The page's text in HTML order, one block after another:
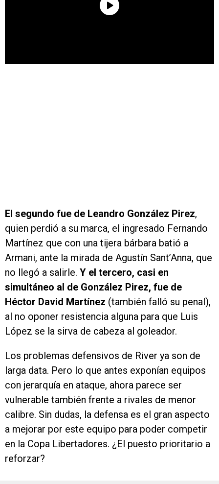
El segundo fue de Leandro González Pirez,
quien perdió a su marca, el ingresado Fernando
Martínez que con una tijera bárbara batió a
Armani, ante la mirada de Agustín Sant’Anna, que
no llegó a salirle. Y el tercero, casi en
simultáneo al de González Pirez, fue de
Héctor David Martínez (también falló su penal),
al no oponer resistencia alguna para que Luis
López se la sirva de cabeza al goleador.
Los problemas defensivos de River ya son de
larga data. Pero lo que antes exponían equipos
con jerarquía en ataque, ahora parece ser
vulnerable también frente a rivales de menor
calibre. Sin dudas, la defensa es el gran aspecto
a mejorar por este equipo para poder competir
en la Copa Libertadores. ¿El puesto prioritario a
reforzar?